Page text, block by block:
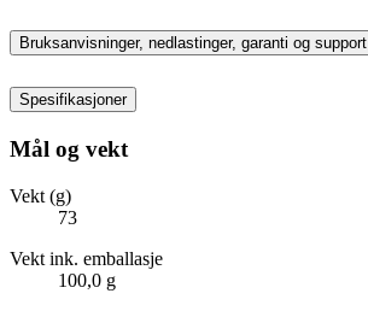
Bruksanvisninger, nedlastinger, garanti og support
Spesifikasjoner
Mål og vekt
Vekt (g)
73
Vekt ink. emballasje
100,0 g